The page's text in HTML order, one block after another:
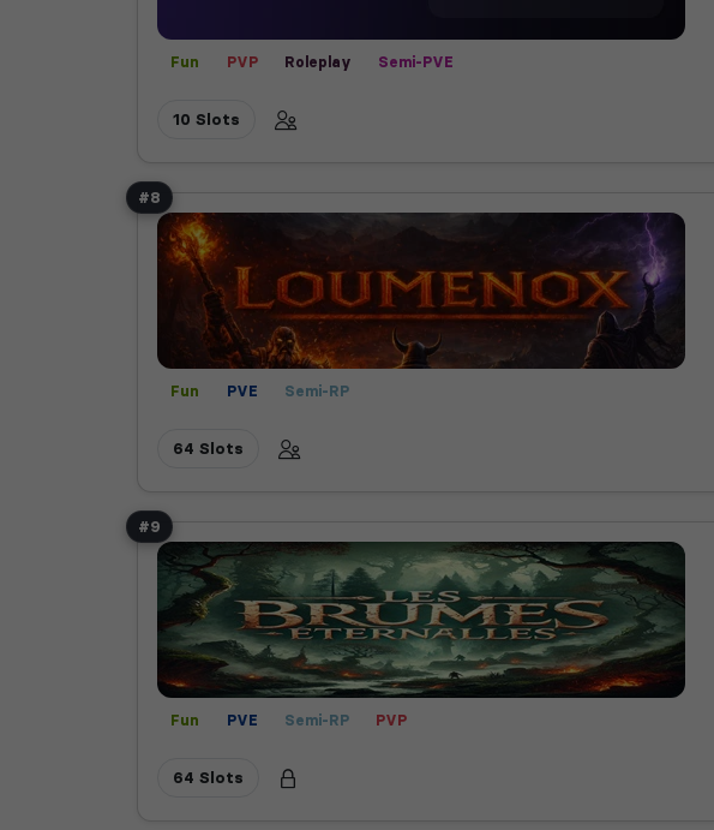
Fun PVP Roleplay Semi-PVE
10 Slots
#8
Fun PVE Semi-RP
64 Slots
#9
Fun PVE Semi-RP PVP
64 Slots